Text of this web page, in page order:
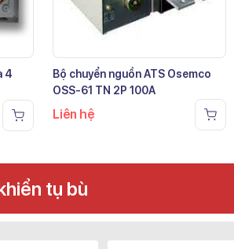
4
Bộ chuyển nguồn ATS Osemco
OSS-61 TN 2P 100A
Liên hệ
tụ bù